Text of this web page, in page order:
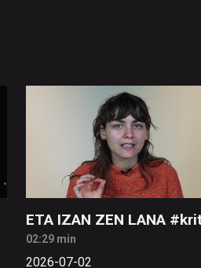
ETA IZAN ZEN LANA
02:29 min
2026-07-02